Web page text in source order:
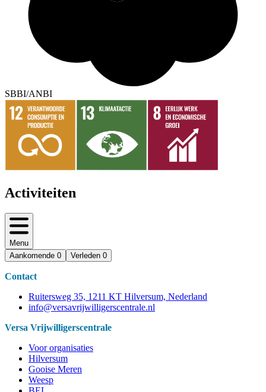
SBBI/ANBI
Activiteiten
Menu
Aankomende 0 Verleden 0
Contact
Ruitersweg 35, 1211 KT Hilversum, Nederland
info@versavrijwilligerscentrale.nl
Versa Vrijwilligerscentrale
Voor organisaties
Hilversum
Gooise Meren
Weesp